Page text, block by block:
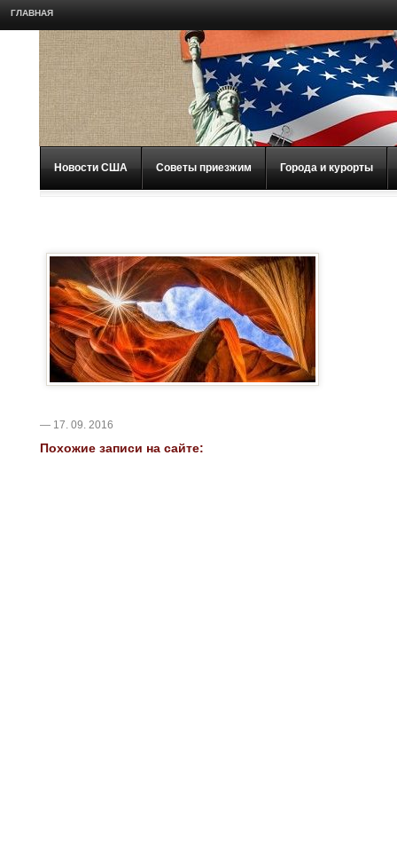
ГЛАВНАЯ
Новости США Советы приезжим Города и курорты
— 17. 09. 2016
Похожие записи на сайте: